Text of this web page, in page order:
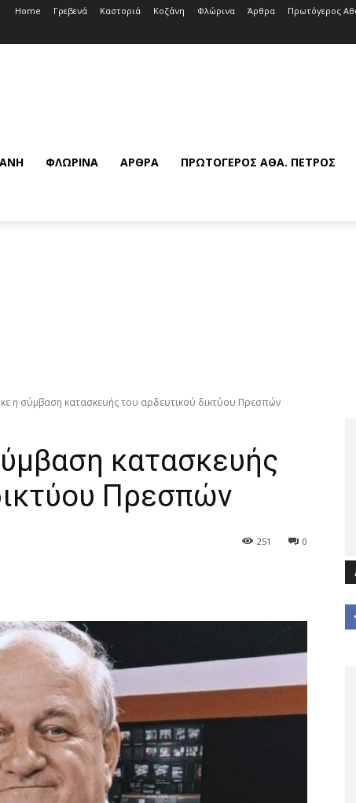
Home Γρεβενά Καστοριά Κοζάνη Φλώρινα Άρθρα Πρωτόγερος
ΦΛΏΡΙΝΑ ΆΡΘΡΑ ΠΡΩΤΌΓΕΡΟΣ ΑΘΆ. ΠΈΤΡΟΣ
η σύμβαση κατασκευής του αρδευτικού δικτύου Πρεσπών
κατασκευής
Πρεσπών
0
251